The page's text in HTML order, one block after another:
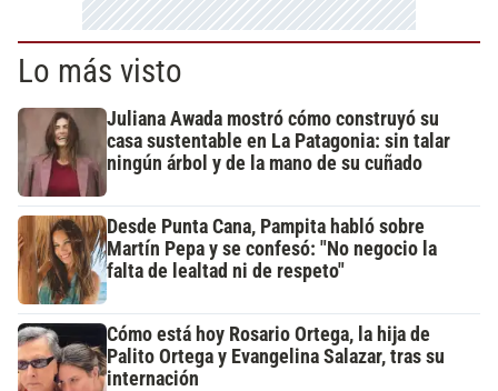
Lo más visto
Juliana Awada mostró cómo construyó su
casa sustentable en La Patagonia: sin talar
ningún árbol y de la mano de su cuñado
Desde Punta Cana, Pampita habló sobre
Martín Pepa y se confesó: "No negocio la
falta de lealtad ni de respeto"
Cómo está hoy Rosario Ortega, la hija de
Palito Ortega y Evangelina Salazar, tras su
internación